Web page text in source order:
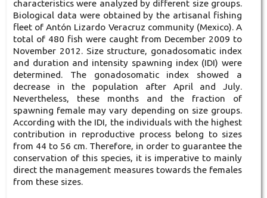
characteristics were analyzed by different size groups.
Biological data were obtained by the artisanal fishing
fleet of Antón Lizardo Veracruz community (Mexico). A
total of 480 fish were caught from December 2009 to
November 2012. Size structure, gonadosomatic index
and duration and intensity spawning index (IDI) were
determined. The gonadosomatic index showed a
decrease in the population after April and July.
Nevertheless, these months and the fraction of
spawning female may vary depending on size groups.
According with the IDI, the individuals with the highest
contribution in reproductive process belong to sizes
from 44 to 56 cm. Therefore, in order to guarantee the
conservation of this species, it is imperative to mainly
direct the management measures towards the females
from these sizes.